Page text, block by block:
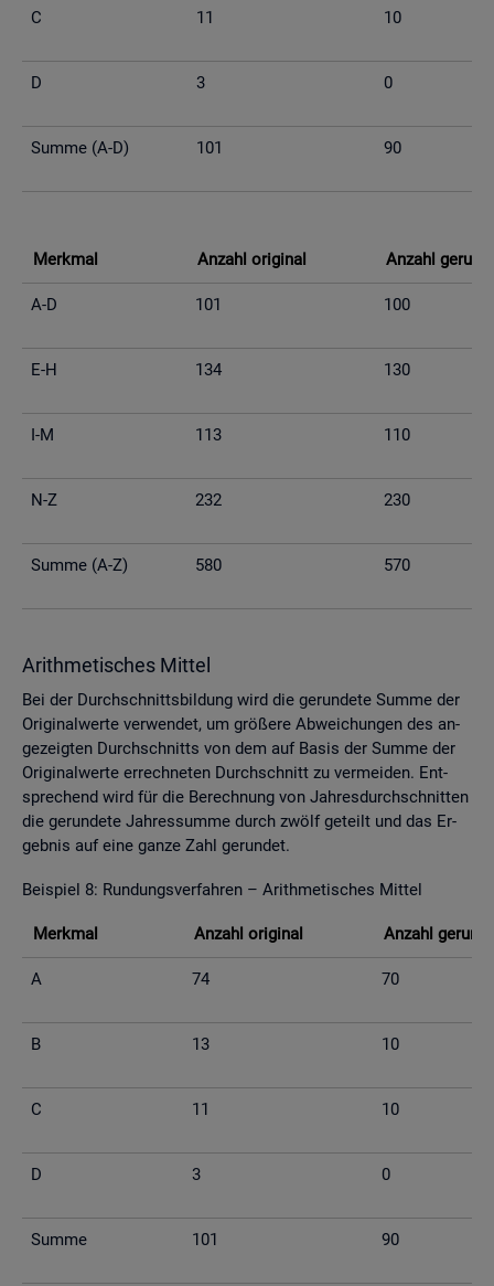
C 11 10
D 3 0
Summe (A-D) 101 90
Merk­mal An­zahl ori­gi­nal An­zahl
A-D 101 100
E-H 134 130
I-M 113 110
N-Z 232 230
Summe (A-Z) 580 570
Arith­me­ti­sches Mit­tel
Bei der Durch­schnitts­bil­dung wird die ge­run­de­te Summe der
Ori­gi­nal­wer­te ver­wen­det, um grö­ße­re Ab­wei­chun­gen des an­
ge­zeig­ten Durch­schnitts von dem auf Basis der Summe der
Ori­gi­nal­wer­te er­rech­ne­ten Durch­schnitt zu ver­mei­den. Ent­
spre­chend wird für die Be­rech­nung von Jah­res­durch­schnit­ten
die ge­run­de­te Jah­res­sum­me durch zwölf ge­teilt und das Er­
geb­nis auf eine ganze Zahl ge­run­det.
Bei­spiel 8: Run­dungs­ver­fah­ren – Arith­me­ti­sches Mit­tel
Merk­mal An­zahl ori­gi­nal An­zahl
A 74 70
B 13 10
C 11 10
D 3 0
Summe 101 90